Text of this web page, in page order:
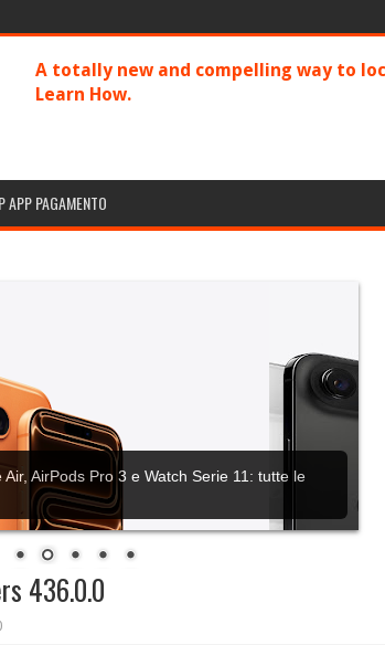
A totally new and compelling way to
Learn How.
APP PAGAMENTO
AirPods Pro 3 e Watch Serie 11: tutte le
436.0.0